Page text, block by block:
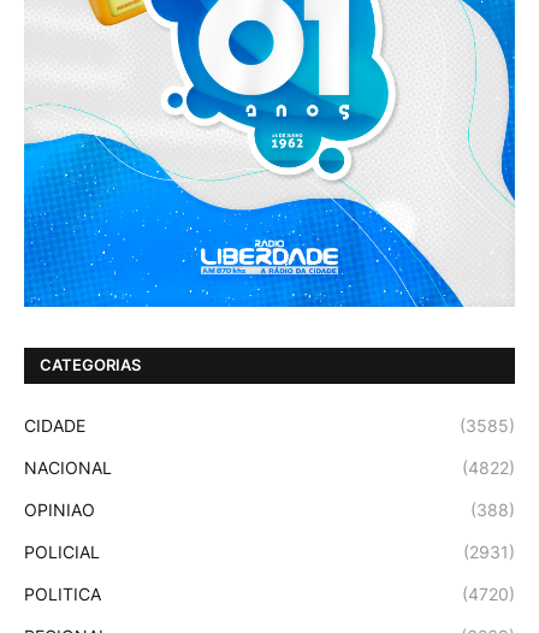
CATEGORIAS
CIDADE (3585)
NACIONAL (4822)
OPINIAO (388)
POLICIAL (2931)
POLITICA (4720)